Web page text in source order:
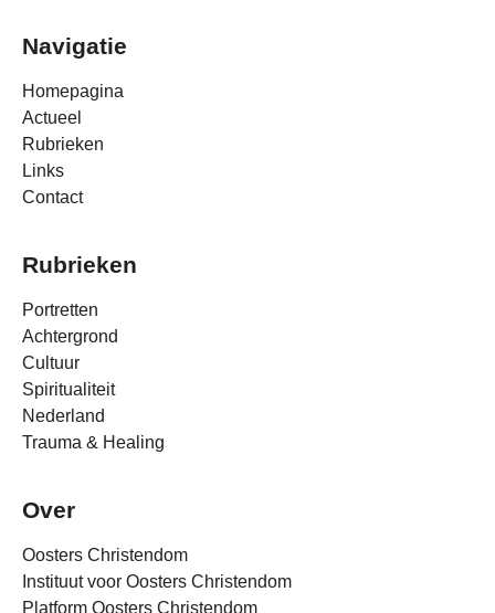
Navigatie
Homepagina
Actueel
Rubrieken
Links
Contact
Rubrieken
Portretten
Achtergrond
Cultuur
Spiritualiteit
Nederland
Trauma & Healing
Over
Oosters Christendom
Instituut voor Oosters Christendom
Platform Oosters Christendom